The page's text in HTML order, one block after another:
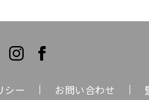
シー お問い合わせ